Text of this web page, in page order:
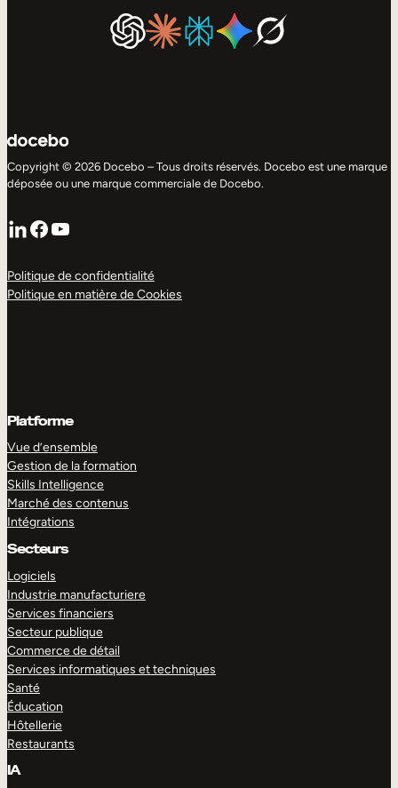
Copyright © 2026 Docebo – Tous droits réservés. Docebo est une marque
déposée ou une marque commerciale de Docebo.
LinkedIn
Facebook
YouTube
Politique de confidentialité
Politique en matière de Cookies
Platforme
Vue d’ensemble
Gestion de la formation
Skills Intelligence
Marché des contenus
Intégrations
Secteurs
Logiciels
Industrie manufacturiere
Services financiers
Secteur publique
Commerce de détail
Services informatiques et techniques
Santé
Éducation
Hôtellerie
Restaurants
IA